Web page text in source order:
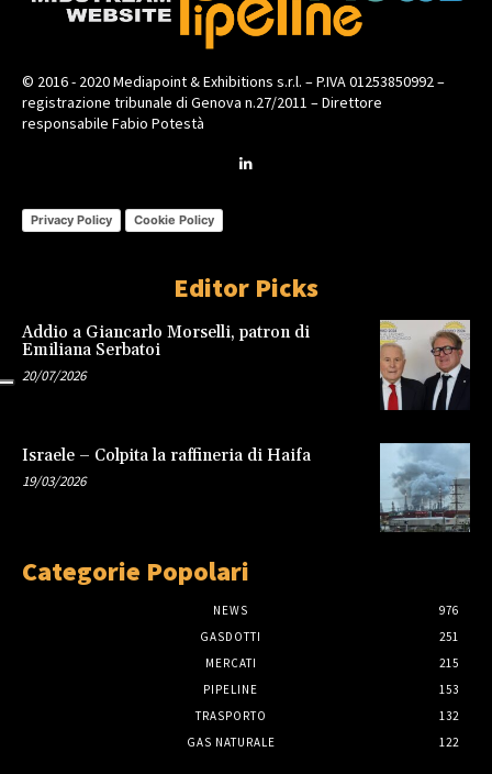
© 2016 - 2020 Mediapoint & Exhibitions s.r.l. – P.IVA 01253850992 –
registrazione tribunale di Genova n.27/2011 – Direttore
responsabile Fabio Potestà
Privacy Policy Cookie Policy
Editor Picks
Addio a Giancarlo Morselli, patron di
Emiliana Serbatoi
20/07/2026
Israele – Colpita la raffineria di Haifa
19/03/2026
Categorie Popolari
NEWS
976
GASDOTTI
251
MERCATI
215
PIPELINE
153
TRASPORTO
132
GAS NATURALE
122